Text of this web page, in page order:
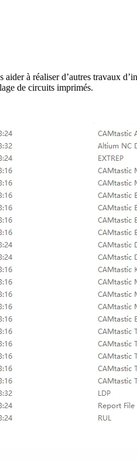
à réaliser d’autres travaux
de circuits imprimés.